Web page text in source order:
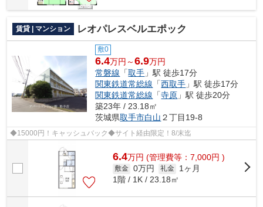
賃貸 | マンション レオパレスベルエポック
敷0
6.4万円～6.9万円
常磐線 「取手 」駅 徒歩17分
関東鉄道常総線 「西取手 」駅 徒歩17分
関東鉄道常総線 「寺原 」駅 徒歩20分
築23年 / 23.18㎡
茨城県取手市白山 ２丁目19-8
◆15000円！キャッシュバック◆サイト経由限定！8/末迄
6.4万円 (管理費等：7,000円 )
敷金 0万円 礼金
1ヶ月
1階 / 1K / 23.18㎡